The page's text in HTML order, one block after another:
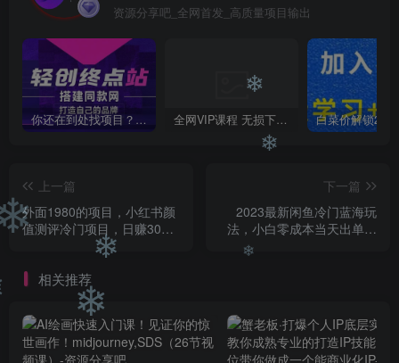
资源分享吧_全网首发_高质量项目输出
你还在到处找项目？还在当韭菜？我靠卖项目一个月收入5万+，曾经我也是个失败者。 全网VIP课程 无损下载~
上一篇
外面1980的项目，小红书颜
值测评冷门项目，日赚300+
下一篇
2023最新闲鱼冷门蓝海玩
法，小白零成本当天出单日
相关推荐
❄
❄
❄